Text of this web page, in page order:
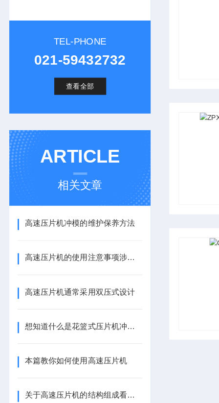
TEL-PHONE
021-59432732
查看全部
ARTICLE
相关文章
高速压片机冲模的维护保养方法
高速压片机的使用注意事项涉及多个方面
高速压片机通常采用双压式设计
想知道什么是花篮式压片机冲模就不要错过本篇了
本篇教你如何使用高速压片机
关于高速压片机的结构组成看看本篇吧